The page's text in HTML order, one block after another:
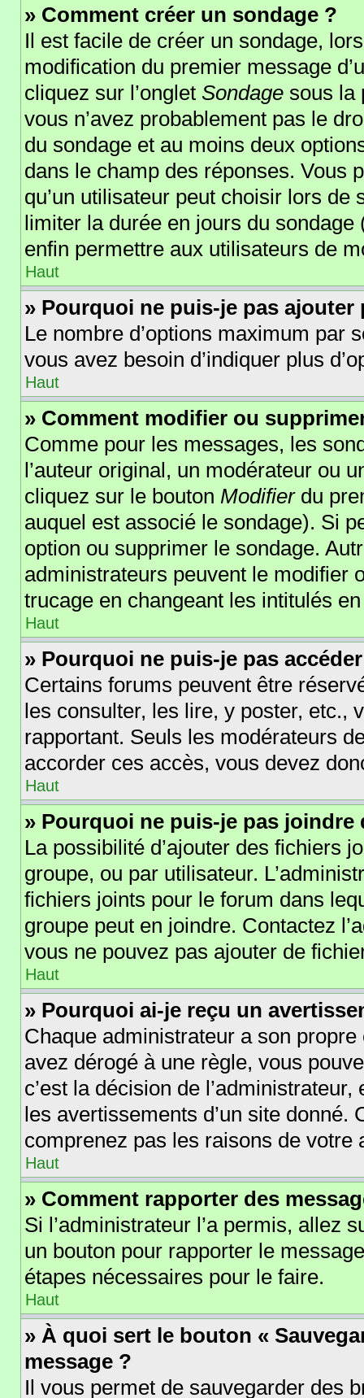
» Comment créer un sondage ?
Il est facile de créer un sondage,
modification du premier message
cliquez sur l’onglet Sondage sous la
vous n’avez probablement pas le
du sondage et au moins deux
dans le champ des réponses. Vous
qu’un utilisateur peut choisir lors de
limiter la durée en jours du
enfin permettre aux utilisateurs de
Haut
» Pourquoi ne puis-je pas
Le nombre d’options maximum par
vous avez besoin d’indiquer plus
Haut
» Comment modifier ou
Comme pour les messages, les
l’auteur original, un modérateur ou
cliquez sur le bouton Modifierdu
auquel est associé le sondage). Si
option ou supprimer le sondage.
administrateurs peuvent le modifier
trucage en changeant les intitulés
Haut
» Pourquoi ne puis-je pas
Certains forums peuvent être
les consulter, les lire, y poster, etc.,
rapportant. Seuls les modérateurs
accorder ces accès, vous devez
Haut
» Pourquoi ne puis-je pas joindre
La possibilité d’ajouter des fichiers
groupe, ou par utilisateur.
fichiers joints pour le forum dans
groupe peut en joindre. Contactez
vous ne pouvez pas ajouter de
Haut
» Pourquoi ai-je reçu un
Chaque administrateur a son
avez dérogé à une règle, vous
c’est la décision de
les avertissements d’un site donné.
comprenez pas les raisons de votre
Haut
» Comment rapporter des
Si l’administrateur l’a permis, allez
un bouton pour rapporter le
étapes nécessaires pour le faire.
Haut
» À quoi sert le bouton «
message ?
Il vous permet de sauvegarder des